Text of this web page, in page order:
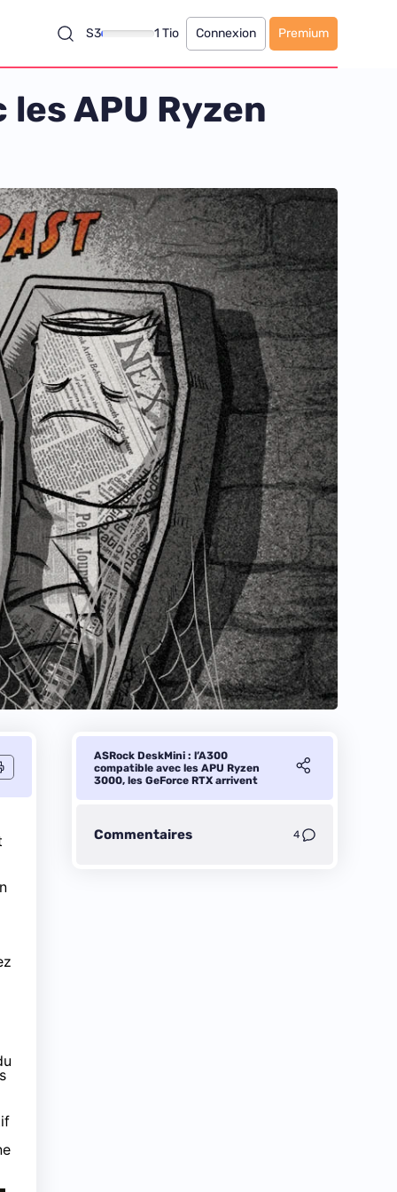
S3 1 Tio Connexion Premium
APU Ryzen
ASRock DeskMini : l’A300
compatible avec les APU Ryzen
3000, les GeForce RTX arrivent
Commentaires 4